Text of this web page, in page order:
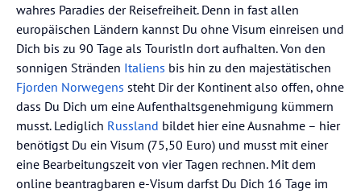
wahres Paradies der Reisefreiheit. Denn in fast allen
europäischen Ländern kannst Du ohne Visum einreisen und
Dich bis zu 90 Tage als TouristIn dort aufhalten. Von den
sonnigen Stränden Italiens bis hin zu den majestätischen
Fjorden Norwegens steht Dir der Kontinent also offen, ohne
dass Du Dich um eine Aufenthaltsgenehmigung kümmern
musst. Lediglich Russland bildet hier eine Ausnahme – hier
benötigst Du ein Visum (75,50 Euro) und musst mit einer
eine Bearbeitungszeit von vier Tagen rechnen. Mit dem
online beantragbaren e-Visum darfst Du Dich 16 Tage im